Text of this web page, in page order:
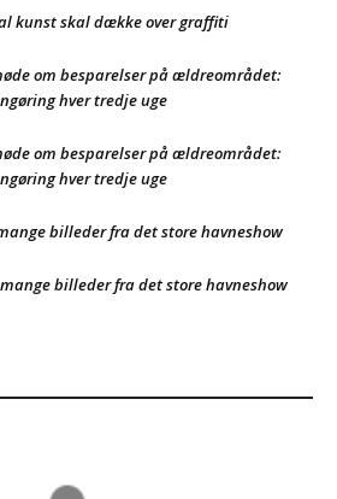
kunst skal dække over graffiti
om besparelser på ældreområdet:
hver tredje uge
om besparelser på ældreområdet:
hver tredje uge
billeder fra det store havneshow
mange billeder fra det store havneshow